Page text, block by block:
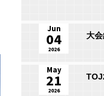
大
Jun
04
2026
May
21
2026